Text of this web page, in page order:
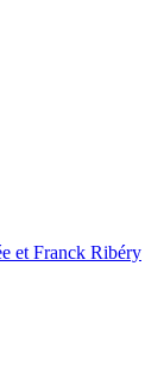
et Franck Ribéry